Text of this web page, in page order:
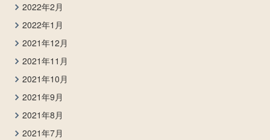
2022年2月
2022年1月
2021年12月
2021年11月
2021年10月
2021年9月
2021年8月
2021年7月